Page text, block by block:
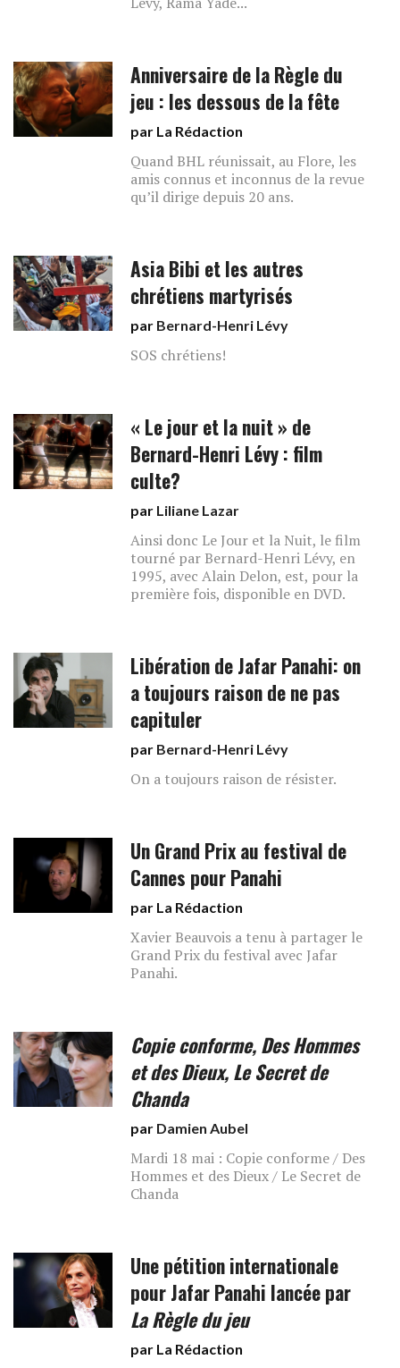
Anniversaire de la Règle du
jeu : les dessous de la fête
par La Rédaction
Quand BHL réunissait, au Flore, les
amis connus et inconnus de la revue
qu’il dirige depuis 20 ans.
Asia Bibi et les autres
chrétiens martyrisés
par Bernard-Henri Lévy
SOS chrétiens!
« Le jour et la nuit » de
Bernard-Henri Lévy : film
culte?
par Liliane Lazar
Ainsi donc Le Jour et la Nuit, le film
tourné par Bernard-Henri Lévy, en
1995, avec Alain Delon, est, pour la
première fois, disponible en DVD.
Libération de Jafar Panahi: on
a toujours raison de ne pas
capituler
par Bernard-Henri Lévy
On a toujours raison de résister.
Un Grand Prix au festival de
Cannes pour Panahi
par La Rédaction
Xavier Beauvois a tenu à partager le
Grand Prix du festival avec Jafar
Panahi.
Copie conforme, Des Hommes
et des Dieux, Le Secret de
Chanda
par Damien Aubel
Mardi 18 mai : Copie conforme / Des
Hommes et des Dieux / Le Secret de
Chanda
Une pétition internationale
pour Jafar Panahi lancée par
La Règle du jeu
par La Rédaction